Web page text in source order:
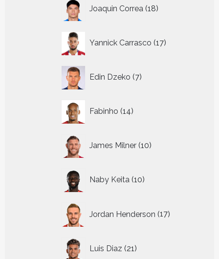
Joaquin Correa 18
producten
Yannick Carrasco 17
producten
Edin Dzeko 7
producten
Fabinho 14
producten
James Milner 10
producten
Naby Keita 10
producten
Jordan Henderson 17
producten
Luis Diaz 21
producten